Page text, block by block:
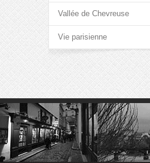
Vallée de Chevreuse
Vie parisienne